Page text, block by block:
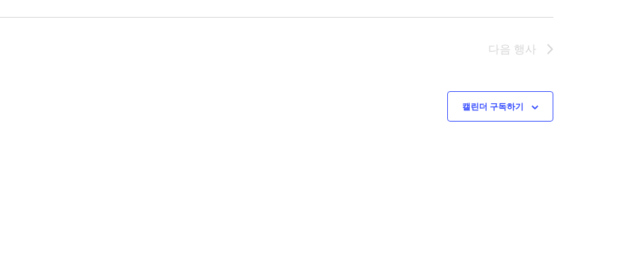
항
다음 행사
캘린더 구독하기